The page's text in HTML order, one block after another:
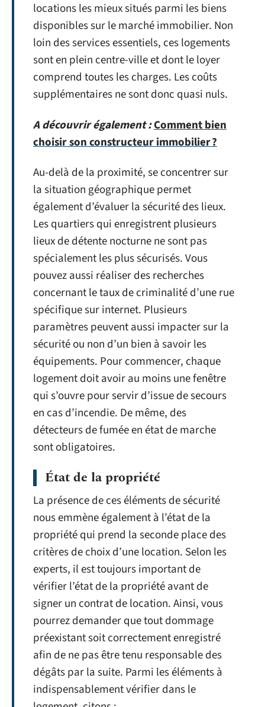
locations les mieux situés parmi les biens
disponibles sur le marché immobilier. Non
loin des services essentiels, ces logements
sont en plein centre-ville et dont le loyer
comprend toutes les charges. Les coûts
supplémentaires ne sont donc quasi nuls.
A découvrir également :Comment bien
choisir son constructeur immobilier ?
Au-delà de la proximité, se concentrer sur
la situation géographique permet
également d’évaluer la sécurité des lieux.
Les quartiers qui enregistrent plusieurs
lieux de détente nocturne ne sont pas
spécialement les plus sécurisés. Vous
pouvez aussi réaliser des recherches
concernant le taux de criminalité d’une rue
spécifique sur internet. Plusieurs
paramètres peuvent aussi impacter sur la
sécurité ou non d’un bien à savoir les
équipements. Pour commencer, chaque
logement doit avoir au moins une fenêtre
qui s’ouvre pour servir d’issue de secours
en cas d’incendie. De même, des
détecteurs de fumée en état de marche
sont obligatoires.
État de la propriété
La présence de ces éléments de sécurité
nous emmène également à l’état de la
propriété qui prend la seconde place des
critères de choix d’une location. Selon les
experts, il est toujours important de
vérifier l’état de la propriété avant de
signer un contrat de location. Ainsi, vous
pourrez demander que tout dommage
préexistant soit correctement enregistré
afin de ne pas être tenu responsable des
dégâts par la suite. Parmi les éléments à
indispensablement vérifier dans le